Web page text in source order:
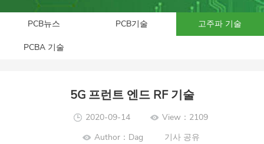
PCB뉴스 PCB기술 고주파 기술
PCBA 기술
5G 프런트 엔드 RF 기술
2020-09-14
View：2109
Author：Dag 기사 공유